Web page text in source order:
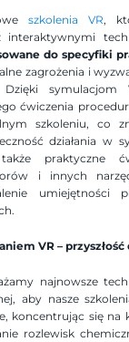
szkolenia VR,
interaktywnymi
do specyfiki
zagrożenia i
symulacjom
ćwiczenia
szkoleniu, co
działania w
praktyczne
i innych
umiejętności
VR – przyszłość
najnowsze
aby nasze
koncentrując się na
rozlewisk